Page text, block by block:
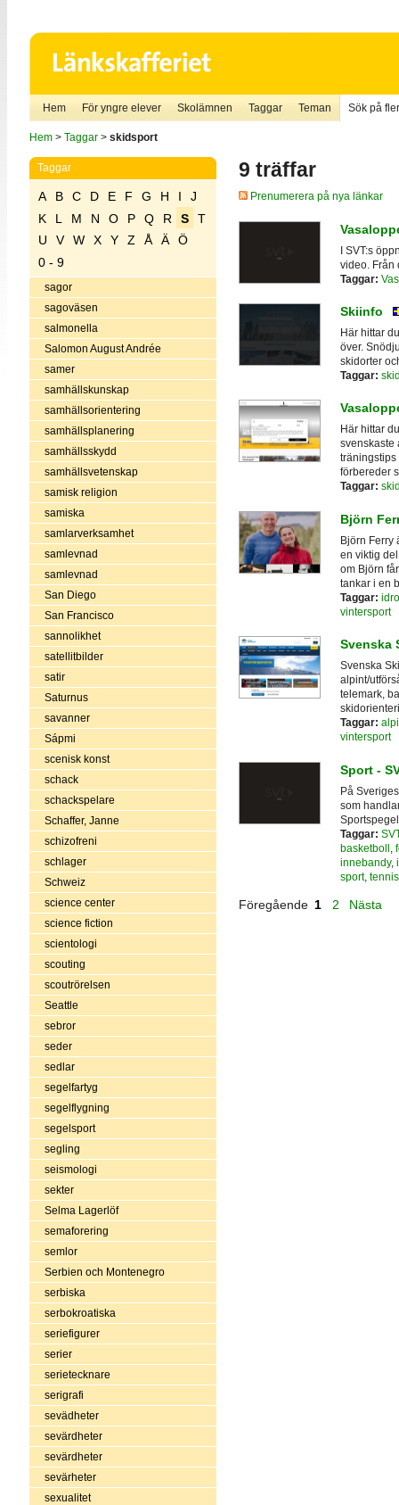
Hem För yngre elever Skolämnen Taggar Teman Sök på
Hem> Taggar> skidsport
Taggar
A B C D E F G H I
J
K
L M N O P Q R S
T
U
V W X Y Z Å Ä
Ö
0 - 9
sagor
sagoväsen
salmonella
Salomon August Andrée
samer
samhällskunskap
samhällsorientering
samhällsplanering
samhällsskydd
samhällsvetenskap
samisk religion
samiska
samlarverksamhet
samlevnad
samlevnad
San Diego
San Francisco
sannolikhet
satellitbilder
satir
Saturnus
savanner
Sápmi
scenisk konst
schack
schackspelare
Schaffer, Janne
schizofreni
schlager
Schweiz
science center
science fiction
scientologi
scouting
scoutrörelsen
Seattle
sebror
seder
sedlar
segelfartyg
segelflygning
segelsport
segling
seismologi
sekter
Selma Lagerlöf
semaforering
semlor
Serbien och Montenegro
serbiska
serbokroatiska
seriefigurer
serier
serietecknare
serigrafi
sevädheter
sevärdheter
sevärdheter
sevärheter
sexualitet
9 träffar
Prenumerera på nya länkar
I SVT:s
video. Från
Taggar:
Skiinfo
Här hittar
över.
skidorter
Taggar:
Här hittar
svenskaste
träningstips
förbereder
Taggar:
Björn
Björn Ferry
en viktig
om Björn
tankar i en
Taggar:
vintersport
Svenska
Svenska
alpint/
telemark,
Taggar:
vintersport
Sport -
På
som
Taggar:
basketboll
innebandy,
sport, tennis
Föregående 1 2 Nästa